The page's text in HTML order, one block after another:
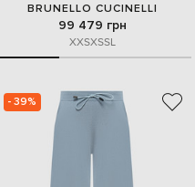
BRUNELLO CUCINELLI
99 479 грн
XXSXSSL
- 39%